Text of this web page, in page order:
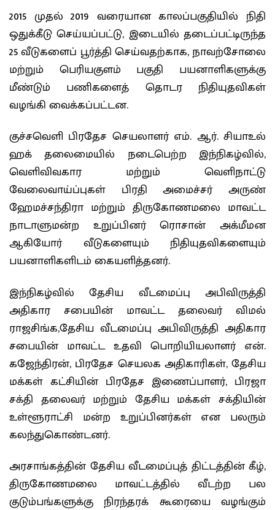
​2015 முதல் 2019 வரையான காலப்பகுதியில் நிதி
ஒதுக்கீடு செய்யப்பட்டு, இடையில் தடைப்பட்டிருந்த
25 வீடுகளைப் பூர்த்தி செய்வதற்காக, நாவற்சோலை
மற்றும் பெரியகுளம் பகுதி பயனாளிகளுக்கு
மீண்டும் பணிகளைத் தொடர நிதியுதவிகள்
வழங்கி வைக்கப்பட்டன.
​குச்சவெளி பிரதேச செயலாளர் எம். ஆர். சியாஉல்
ஹக் தலைமையில் நடைபெற்ற இந்நிகழ்வில்,
வெளிவிவகார மற்றும் வெளிநாட்டு
வேலைவாய்ப்புகள் பிரதி அமைச்சர் அருண்
ஹேமச்சந்திரா மற்றும் திருகோணமலை மாவட்ட
நாடாளுமன்ற உறுப்பினர் ரொசான் அக்மீமன
ஆகியோர் வீடுகளையும் நிதியுதவிகளையும்
பயனாளிகளிடம் கையளித்தனர்.
​இந்நிகழ்வில் தேசிய வீடமைப்பு அபிவிருத்தி
அதிகார சபையின் மாவட்ட தலைவர் விமல்
ராஜசிங்க,தேசிய வீடமைப்பு அபிவிருத்தி அதிகார
சபையின் மாவட்ட உதவி பொறியியலாளர் என்.
கஜேந்திரன், பிரதேச செயலக அதிகாரிகள், தேசிய
மக்கள் கட்சியின் பிரதேச இணைப்பாளர், பிரஜா
சக்தி தலைவர் மற்றும் தேசிய மக்கள் சக்தியின்
உள்ளூராட்சி மன்ற உறுப்பினர்கள் என பலரும்
கலந்துகொண்டனர்.
​அரசாங்கத்தின் தேசிய வீடமைப்புத் திட்டத்தின் கீழ்,
திருகோணமலை மாவட்டத்தில் வீடற்ற பல
குடும்பங்களுக்கு நிரந்தரக் கூரையை வழங்கும்